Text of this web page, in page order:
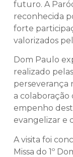
futuro. A
reconhecida
forte
valorizados
Dom Paulo
realizado
perseverança
a colaboração
empenho
evangelizar e
A visita foi
Missa do 1º